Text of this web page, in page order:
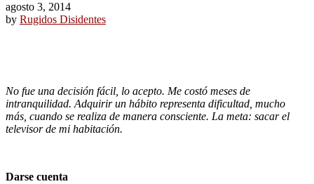
agosto 3, 2014
by Rugidos Disidentes
No fue una decisión fácil, lo acepto. Me costó meses de
intranquilidad. Adquirir un hábito representa dificultad, mucho
más, cuando se realiza de manera consciente. La meta: sacar el
televisor de mi habitación.
Darse cuenta